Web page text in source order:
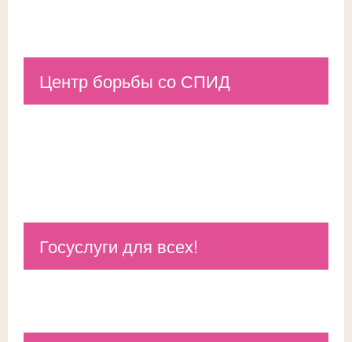
Центр борьбы со СПИД
Госуслуги для всех!